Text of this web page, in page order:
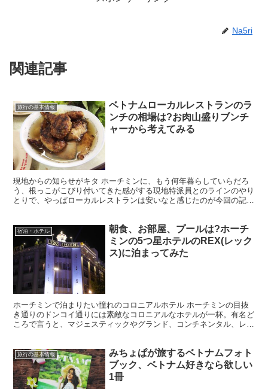
Na5ri
関連記事
旅行の基本情報
ベトナムローカルレストランのラ
ンチの相場は?お肉山盛りブンチ
ャーから考えてみる
現地からの知らせがキタ ホーチミンに、もう何年暮らしていらだろ
う、根っこがこびり付いてきた感がする現地特派員とのラインのやり
とりで、やっぱローカルレストランは安いなと感じたのが今回の記
宿泊・ホテル
朝食、お部屋、プールは?ホーチ
ミンの5つ星ホテルのREX(レック
ス)に泊まってみた
ホーチミンで泊まりたい憧れのコロニアルホテル ホーチミンの目抜
き通りのドンコイ通りには素敵なコロニアルなホテルが一杯。有名ど
ころで言うと、マジェスティックやグランド、コンチネンタル、レッ
旅行の基本情報
みちょぱが旅するベトナムフォト
ブック、ベトナム好きなら欲しい
1冊